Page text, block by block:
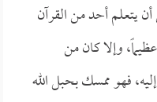
يتعلم أحد من القرآن
وإلا كان من
فهو ممسك بحبل الله